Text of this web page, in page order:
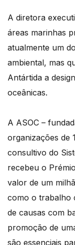
A diretora
áreas marinhas
atualmente um
ambiental, mas
Antártida a
oceânicas.
A ASOC –
organizações de
consultivo do
recebeu o
valor de um
como o trabalho
de causas com
promoção de
são essenciais